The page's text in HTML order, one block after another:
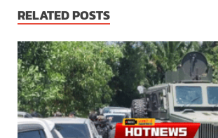
RELATED POSTS